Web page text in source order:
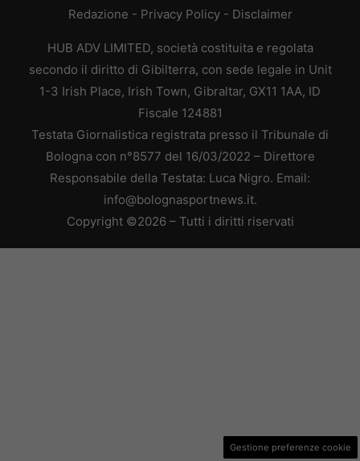
Redazione - Privacy Policy- Disclaimer
HUB ADV LIMITED, società costituita e regolata
secondo il diritto di Gibilterra, con sede legale in Unit
1-3 Irish Place, Irish Town, Gibraltar, GX11 1AA, ID
Fiscale 124881
Testata Giornalistica registrata presso il Tribunale di
Bologna con n°8577 del 16/03/2022 – Direttore
Responsabile della Testata: Luca Nigro. Email:
info@bolognasportnews.it.
Copyright ©2026 – Tutti i diritti riservati
Gestione preferenze cookie